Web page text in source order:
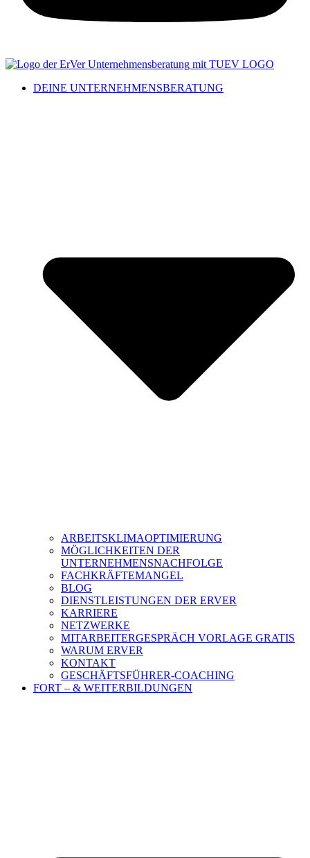
DEINE UNTERNEHMENSBERATUNG
ARBEITSKLIMAOPTIMIERUNG
MÖGLICHKEITEN DER
UNTERNEHMENSNACHFOLGE
FACHKRÄFTEMANGEL
BLOG
DIENSTLEISTUNGEN DER ERVER
KARRIERE
NETZWERKE
MITARBEITERGESPRÄCH VORLAGE GRATIS
WARUM ERVER
KONTAKT
GESCHÄFTSFÜHRER-COACHING
FORT – & WEITERBILDUNGEN